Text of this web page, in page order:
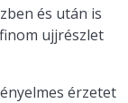
és után is
ujjrészlet
érzetet